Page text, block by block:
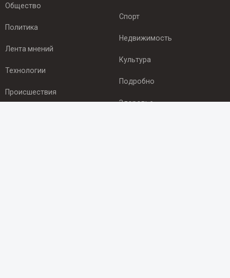
Общество
Политика
Лента мнений
Технологии
Происшествия
Спорт
Недвижимость
Культура
Подробно
Здоровье